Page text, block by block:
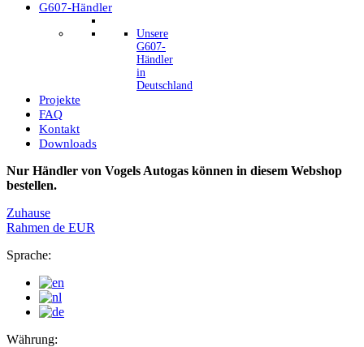
G607-Händler
Unsere
G607-
Händler
in
Deutschland
Projekte
FAQ
Kontakt
Downloads
Nur Händler von Vogels Autogas können in diesem Webshop
bestellen.
Zuhause
Rahmen de EUR
Sprache:
Währung: